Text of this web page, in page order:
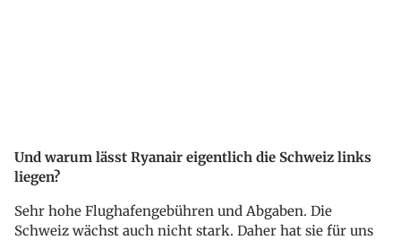
Und warum lässt Ryanair eigentlich die Schweiz links
liegen?
Sehr hohe Flughafengebühren und Abgaben. Die
Schweiz wächst auch nicht stark. Daher hat sie für uns